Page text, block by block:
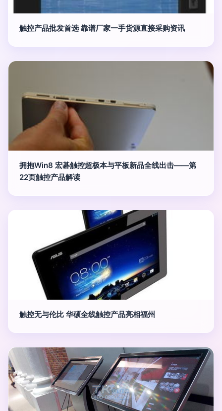
触控产品批发首选 靠谱厂家一手货源直接采购资讯
拥抱Win8 宏碁触控超极本与平板新品全线出击——第
22页触控产品解读
触控无与伦比 华硕全线触控产品亮相福州